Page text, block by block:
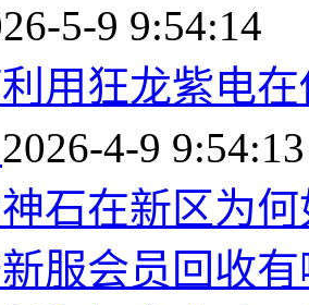
5-9 9:54:14
用狂龙紫电
2026-4-9 9:54:13
石在新区为
服会员回收